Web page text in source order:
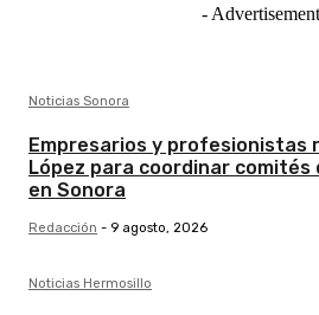
-
Noticias Sonora
Empresarios y profesionistas
López para coordinar
en Sonora
Redacción - 9 agosto, 2026
Noticias Hermosillo